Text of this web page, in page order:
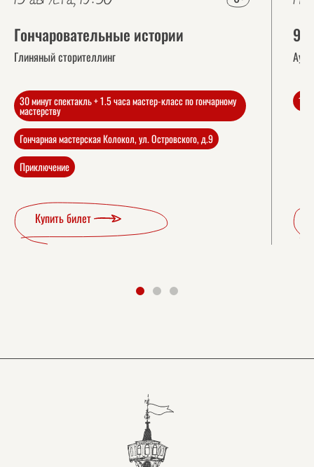
Гончаровательные истории
Глиняный сторителлинг
30 минут спектакль + 1.5 часа мастер-класс по гончарному
мастерству
Гончарная мастерская Колокол, ул. Островского, д.9
Приключение
Купить билет
9
1